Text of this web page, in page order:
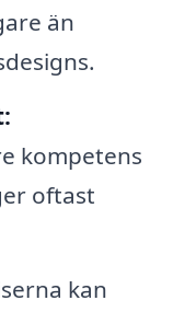
än
kompetens
oftast
kan